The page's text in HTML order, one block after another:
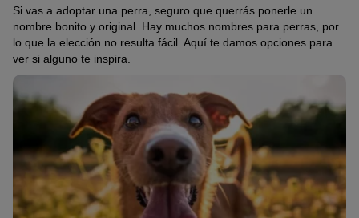
Si vas a adoptar una perra, seguro que querrás ponerle un
nombre bonito y original. Hay muchos nombres para perras, por
lo que la elección no resulta fácil. Aquí te damos opciones para
ver si alguno te inspira.